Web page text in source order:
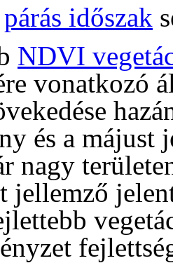
párás időszak
NDVI
vonatkozó
és a
nagy
jellemző